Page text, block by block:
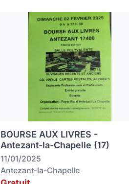
BOURSE AUX LIVRES -
Antezant-la-Chapelle (17)
11/01/2025
Antezant-la-Chapelle